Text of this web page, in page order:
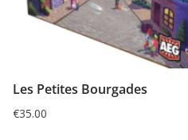
Les Petites Bourgades
€35.00